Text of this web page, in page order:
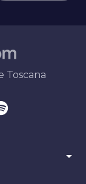
Toscana
arrow_drop_down